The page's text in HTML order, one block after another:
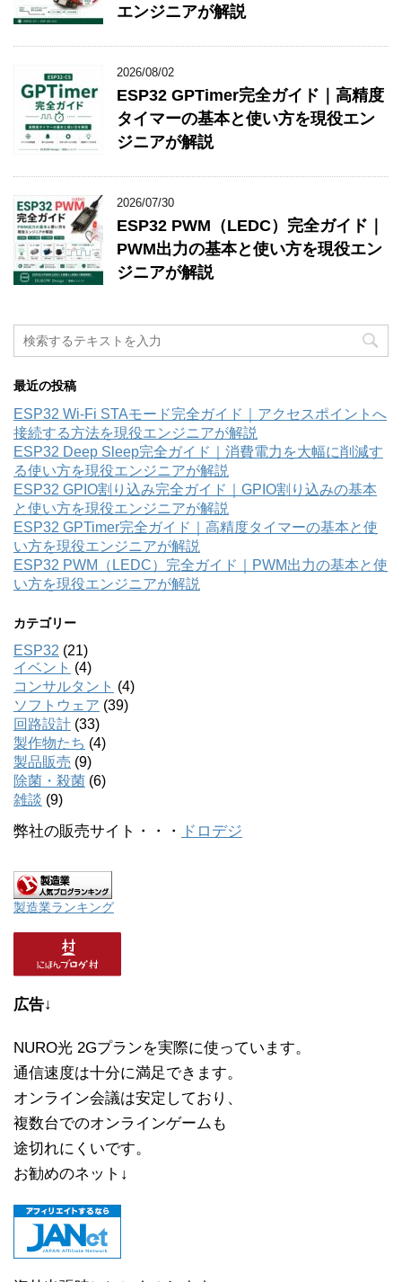
エンジニアが解説
2026/08/02
ESP32 GPTimer完全ガイド｜高精度
タイマーの基本と使い方を現役エン
ジニアが解説
2026/07/30
ESP32 PWM（LEDC）完全ガイド｜
PWM出力の基本と使い方を現役エン
ジニアが解説
最近の投稿
ESP32 Wi-Fi STAモード完全ガイド｜アクセスポイントへ
接続する方法を現役エンジニアが解説
ESP32 Deep Sleep完全ガイド｜消費電力を大幅に削減す
る使い方を現役エンジニアが解説
ESP32 GPIO割り込み完全ガイド｜GPIO割り込みの基本
と使い方を現役エンジニアが解説
ESP32 GPTimer完全ガイド｜高精度タイマーの基本と使
い方を現役エンジニアが解説
ESP32 PWM（LEDC）完全ガイド｜PWM出力の基本と使
い方を現役エンジニアが解説
カテゴリー
ESP32 (21)
イベント (4)
コンサルタント (4)
ソフトウェア (39)
回路設計 (33)
製作物たち (4)
製品販売 (9)
除菌・殺菌 (6)
雑談 (9)
弊社の販売サイト・・・ ドロデジ
製造業ランキング
広告↓
NURO光 2Gプランを実際に使っています。
通信速度は十分に満足できます。
オンライン会議は安定しており、
複数台でのオンラインゲームも
途切れにくいです。
お勧めのネット↓